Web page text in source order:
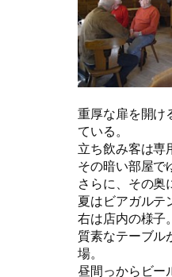
重厚な扉を開け
ている。
立ち飲み客は専
その暗い部屋で
さらに、その奥
夏はビアガルテ
右は店内の様子。
質素なテーブル
場。
昼間っからビー